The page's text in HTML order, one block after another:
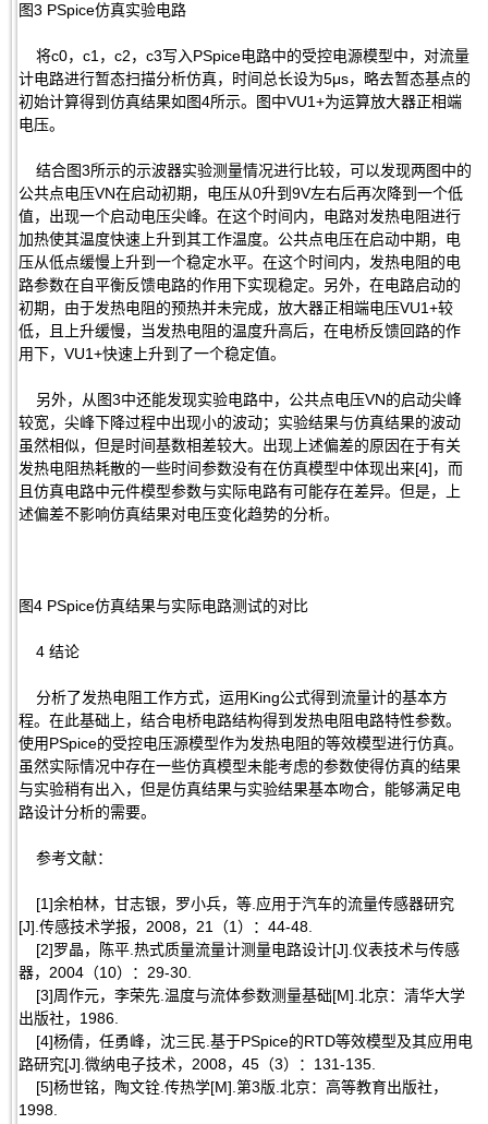
图3 PSpice仿真实验电路
将c0，c1，c2，c3写入PSpice电路中的受控电源模型中，对流量
计电路进行暂态扫描分析仿真，时间总长设为5μs，略去暂态基点的
初始计算得到仿真结果如图4所示。图中VU1+为运算放大器正相端
电压。
结合图3所示的示波器实验测量情况进行比较，可以发现两图中的
公共点电压VN在启动初期，电压从0升到9V左右后再次降到一个低
值，出现一个启动电压尖峰。在这个时间内，电路对发热电阻进行
加热使其温度快速上升到其工作温度。公共点电压在启动中期，电
压从低点缓慢上升到一个稳定水平。在这个时间内，发热电阻的电
路参数在自平衡反馈电路的作用下实现稳定。另外，在电路启动的
初期，由于发热电阻的预热并未完成，放大器正相端电压VU1+较
低，且上升缓慢，当发热电阻的温度升高后，在电桥反馈回路的作
用下，VU1+快速上升到了一个稳定值。
另外，从图3中还能发现实验电路中，公共点电压VN的启动尖峰
较宽，尖峰下降过程中出现小的波动；实验结果与仿真结果的波动
虽然相似，但是时间基数相差较大。出现上述偏差的原因在于有关
发热电阻热耗散的一些时间参数没有在仿真模型中体现出来[4]，而
且仿真电路中元件模型参数与实际电路有可能存在差异。但是，上
述偏差不影响仿真结果对电压变化趋势的分析。
图4 PSpice仿真结果与实际电路测试的对比
4 结论
分析了发热电阻工作方式，运用King公式得到流量计的基本方
程。在此基础上，结合电桥电路结构得到发热电阻电路特性参数。
使用PSpice的受控电压源模型作为发热电阻的等效模型进行仿真。
虽然实际情况中存在一些仿真模型未能考虑的参数使得仿真的结果
与实验稍有出入，但是仿真结果与实验结果基本吻合，能够满足电
路设计分析的需要。
参考文献：
[1]余柏林，甘志银，罗小兵，等.应用于汽车的流量传感器研究
[J].传感技术学报，2008，21（1）：44-48.
[2]罗晶，陈平.热式质量流量计测量电路设计[J].仪表技术与传感
器，2004（10）：29-30.
[3]周作元，李荣先.温度与流体参数测量基础[M].北京：清华大学
出版社，1986.
[4]杨倩，任勇峰，沈三民.基于PSpice的RTD等效模型及其应用电
路研究[J].微纳电子技术，2008，45（3）：131-135.
[5]杨世铭，陶文铨.传热学[M].第3版.北京：高等教育出版社，
1998.